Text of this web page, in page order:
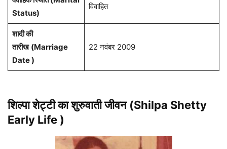
Status)
विवाहित
शादी की
तारीख (Marriage
Date )
22 नवंबर 2009
शिल्पा शेट्टीका शुरुवाती जीवन(Shilpa Shetty
Early Life )